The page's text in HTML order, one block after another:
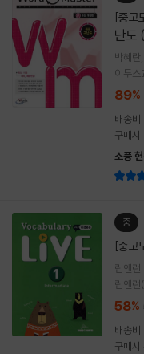
[중고
난도
박혜란
이투스
89%
배송
구매시
소풍
중
[중고
립앤
립앤
58%
배송
구매시